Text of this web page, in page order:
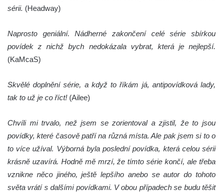
sérii. (Headway)
Naprosto geniální. Nádherné zakončení celé série sbírkou
povídek z nichž bych nedokázala vybrat, která je nejlepší.
(KaMcaS)
Skvělé doplnění série, a když to říkám já, antipovídková lady,
tak to už je co říct! (Ailee)
Chvíli mi trvalo, než jsem se zorientoval a zjistil, že to jsou
povídky, které časově patří na různá místa. Ale pak jsem si to o
to více užíval. Výborná byla poslední povídka, která celou sérii
krásně uzavírá. Hodně mě mrzí, že tímto série končí, ale třeba
vznikne něco jiného, ještě lepšího anebo se autor do tohoto
světa vrátí s dalšími povídkami. V obou případech se budu těšit